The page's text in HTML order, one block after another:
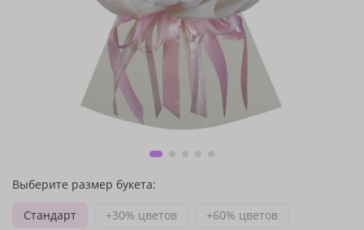
Выберите размер букета:
Стандарт
+30% цветов +60% цветов